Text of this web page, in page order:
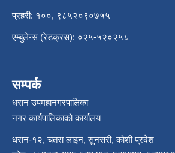
प्रहरी: १००, ९८५२०९०७५५
एम्बुलेन्स (रेडक्रस): ०२५-५२०२५८
सम्पर्क
धरान उपमहानगरपालिका
नगर कार्यपालिकाको कार्यालय
धरान-१२, चतरा लाइन, सुनसरी, कोशी प्रदेश